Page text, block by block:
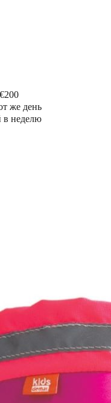
же день
в неделю